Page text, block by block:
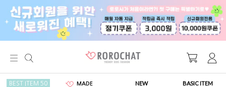
BEST ITEM 50 MADE NEW BASIC ITEM